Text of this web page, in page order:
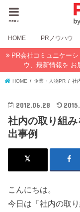
menu
HOME PRノウハウ
PR会社コミュニケー
ウ、最新情報を お
HOME 企業・人物PR 社
2012.06.28
社内の取り組
出事例
こんにちは。
今日は「社内の取